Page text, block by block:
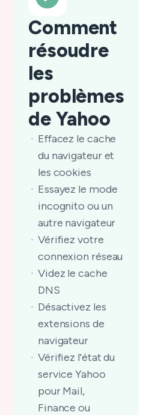
Comment
résoudre
les
problèmes
de Yahoo
Effacez le cache
du navigateur et
les cookies
Essayez le mode
incognito ou un
autre navigateur
Vérifiez votre
connexion réseau
Videz le cache
DNS
Désactivez les
extensions de
navigateur
Vérifiez l'état du
service Yahoo
pour Mail,
Finance ou